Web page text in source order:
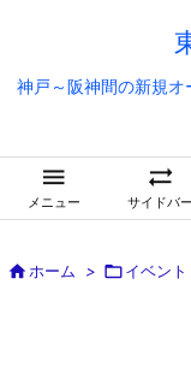
神戸～阪神間の新規

メニュー

サイドバー
ホーム > イベント